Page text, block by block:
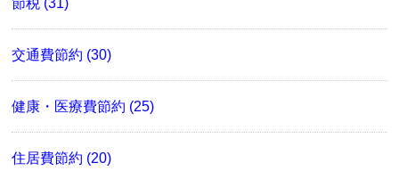
節税 (31)
交通費節約 (30)
健康・医療費節約 (25)
住居費節約 (20)